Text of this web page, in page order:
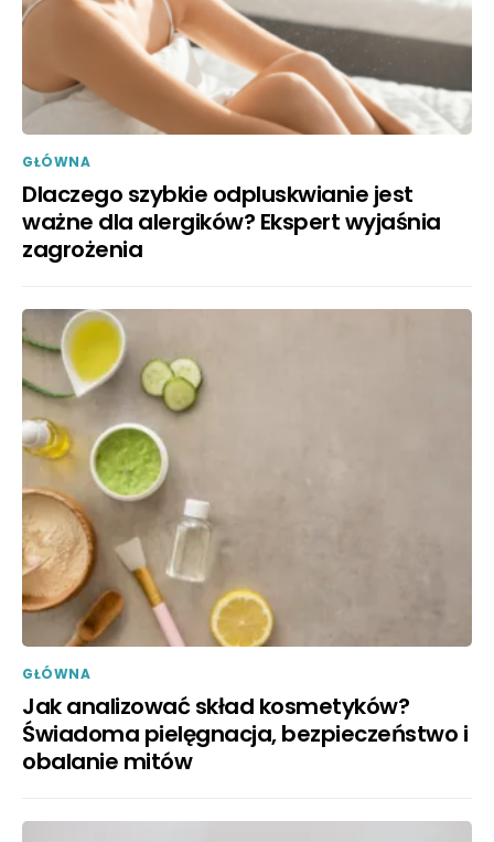
GŁÓWNA
Dlaczego szybkie odpluskwianie jest
ważne dla alergików? Ekspert wyjaśnia
zagrożenia
GŁÓWNA
Jak analizować skład kosmetyków?
Świadoma pielęgnacja, bezpieczeństwo i
obalanie mitów